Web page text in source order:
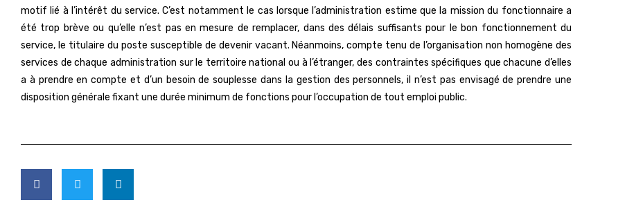
motif lié à l’intérêt du service. C’est notamment le cas lorsque l’administration estime que la mission du fonctionnaire a
été trop brève ou qu’elle n’est pas en mesure de remplacer, dans des délais suffisants pour le bon fonctionnement du
service, le titulaire du poste susceptible de devenir vacant. Néanmoins, compte tenu de l’organisation non homogène des
services de chaque administration sur le territoire national ou à l’étranger, des contraintes spécifiques que chacune d’elles
a à prendre en compte et d’un besoin de souplesse dans la gestion des personnels, il n’est pas envisagé de prendre une
disposition générale fixant une durée minimum de fonctions pour l’occupation de tout emploi public.